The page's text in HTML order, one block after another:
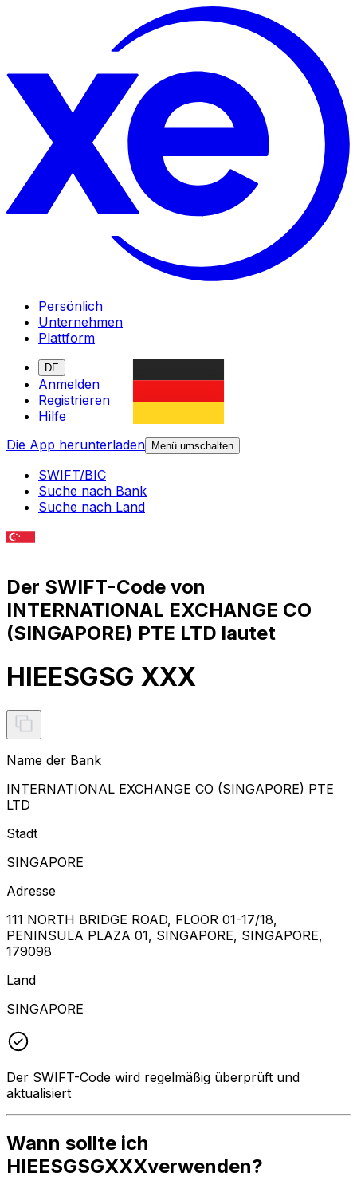
Persönlich
Unternehmen
Plattform
DE
Anmelden
Registrieren
Hilfe
Die App herunterladen
Menü umschalten
SWIFT/BIC
Suche nach Bank
Suche nach Land
Der SWIFT-Code von
INTERNATIONAL EXCHANGE CO
(SINGAPORE) PTE LTD lautet
HIEESGSG XXX
Name der Bank
INTERNATIONAL EXCHANGE CO (SINGAPORE) PTE
LTD
Stadt
SINGAPORE
Adresse
111 NORTH BRIDGE ROAD, FLOOR 01-17/18,
PENINSULA PLAZA 01, SINGAPORE, SINGAPORE,
179098
Land
SINGAPORE
Der SWIFT-Code wird regelmäßig überprüft und
aktualisiert
Wann sollte ich
HIEESGSGXXXverwenden?